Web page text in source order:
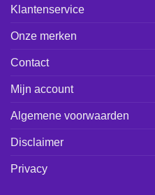
Klantenservice
Onze merken
Contact
Mijn account
Algemene voorwaarden
Disclaimer
Privacy